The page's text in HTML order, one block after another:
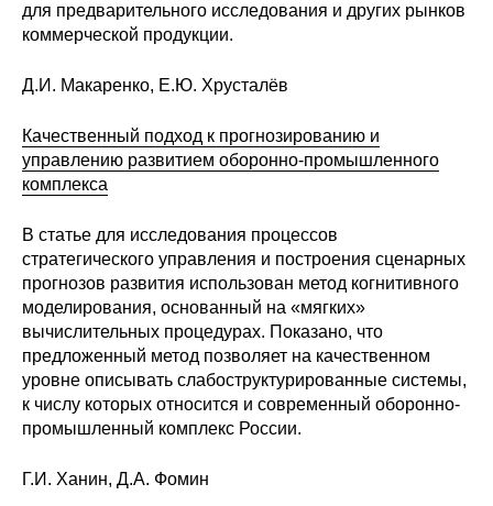
Стандарты оформления
Российско-французский семинар
Отрасли и регионы
Inforum
Ученый совет
Материалы
О совете
для предварительного исследования и других рынков
коммерческой продукции.
Д.И. Макаренко, Е.Ю. Хрусталёв
Качественный подход к прогнозированию и
управлению развитием оборонно-промышленного
комплекса
В статье для исследования процессов
стратегического управления и построения сценарных
прогнозов развития использован метод когнитивного
моделирования, основанный на «мягких»
вычислительных процедурах. Показано, что
предложенный метод позволяет на качественном
уровне описывать слабоструктурированные системы,
к числу которых относится и современный оборонно-
промышленный комплекс России.
Г.И. Ханин, Д.А. Фомин